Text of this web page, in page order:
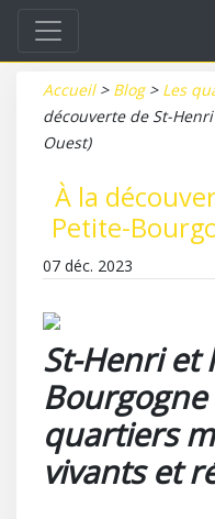
Accueil > Blog > Les
découverte de St-
Ouest)
À la
Petite-
07 déc. 2023
St-Henri et
Bourgogne
quartiers
vivants et